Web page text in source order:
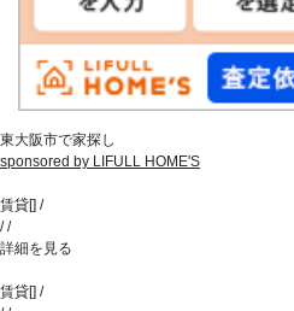
東大阪市で家探し
sponsored by LIFULL HOME'S
賃貸[] /
//
詳細を見る
賃貸[] /